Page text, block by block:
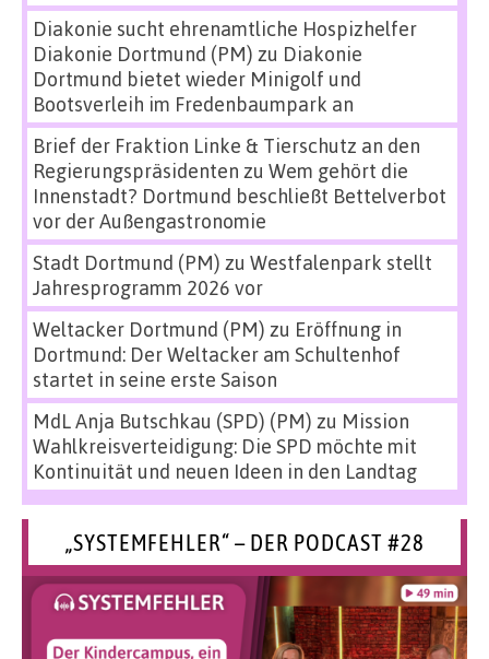
Diakonie sucht ehrenamtliche Hospizhelfer
Diakonie Dortmund (PM) zu Diakonie
Dortmund bietet wieder Minigolf und
Bootsverleih im Fredenbaumpark an
Brief der Fraktion Linke & Tierschutz an den
Regierungspräsidenten zu Wem gehört die
Innenstadt? Dortmund beschließt Bettelverbot
vor der Außengastronomie
Stadt Dortmund (PM) zu Westfalenpark stellt
Jahresprogramm 2026 vor
Weltacker Dortmund (PM) zu Eröffnung in
Dortmund: Der Weltacker am Schultenhof
startet in seine erste Saison
MdL Anja Butschkau (SPD) (PM) zu Mission
Wahlkreisverteidigung: Die SPD möchte mit
Kontinuität und neuen Ideen in den Landtag
„SYSTEMFEHLER“ – DER PODCAST #28